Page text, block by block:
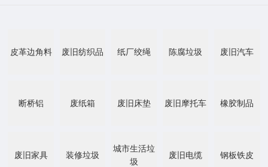
皮革边角料 废旧纺织品 纸厂绞绳 陈腐垃圾 废旧汽车
断桥铝 废纸箱 废旧床垫 废旧摩托车 橡胶制品
废旧家具 装修垃圾
城市生活垃
圾
废旧电缆 钢板铁皮